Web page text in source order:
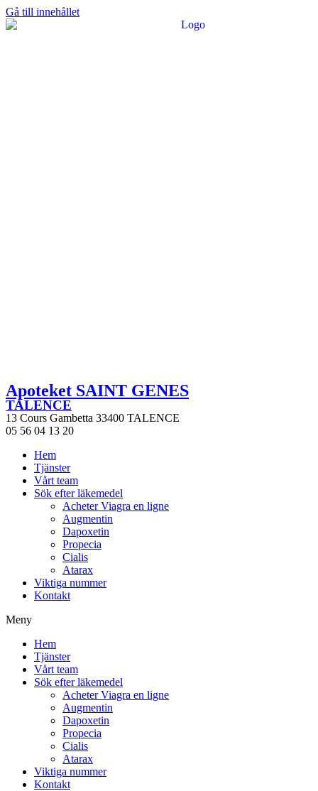
Gå till innehållet
Apoteket SAINT GENES
TALENCE
13 Cours Gambetta 33400 TALENCE
05 56 04 13 20
Hem
Tjänster
Vårt team
Sök efter läkemedel
Acheter Viagra en ligne
Augmentin
Dapoxetin
Propecia
Cialis
Atarax
Viktiga nummer
Kontakt
Meny
Hem
Tjänster
Vårt team
Sök efter läkemedel
Acheter Viagra en ligne
Augmentin
Dapoxetin
Propecia
Cialis
Atarax
Viktiga nummer
Kontakt